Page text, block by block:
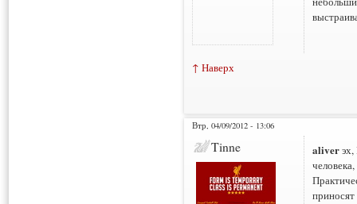
↑ Наверх
Втр, 04/09/2012 - 13:06
Tinne aliver